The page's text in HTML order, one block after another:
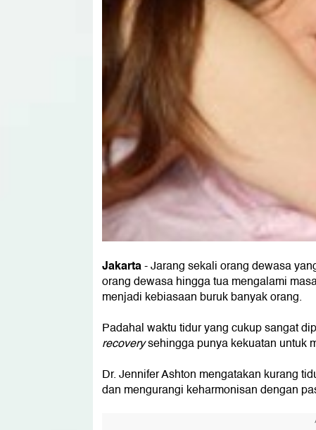
Jakarta- Jarang sekali orang dewasa
orang dewasa hingga tua mengalami
menjadi kebiasaan buruk banyak orang.
Padahal waktu tidur yang cukup sangat
recoverysehingga punya kekuatan untuk
Dr. Jennifer Ashton mengatakan kurang
dan mengurangi keharmonisan dengan